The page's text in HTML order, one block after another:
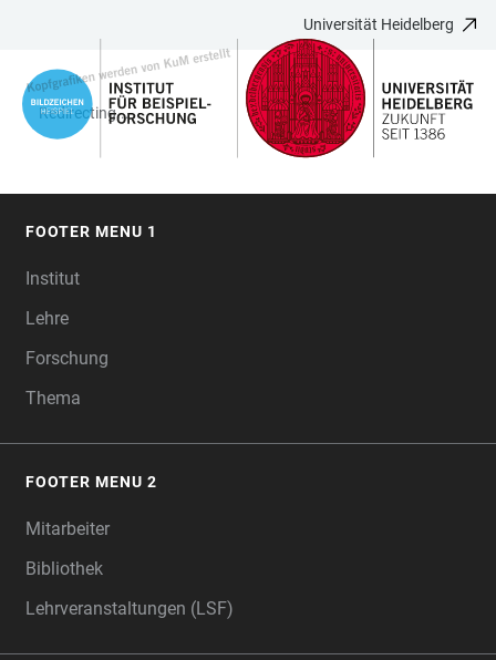
ZUR
BARRIEREFREIHEIT
Universität Heidelberg
Redirecting...
FOOTER MENU 1
Institut
Lehre
Forschung
Thema
FOOTER MENU 2
Mitarbeiter
Bibliothek
Lehrveranstaltungen (LSF)